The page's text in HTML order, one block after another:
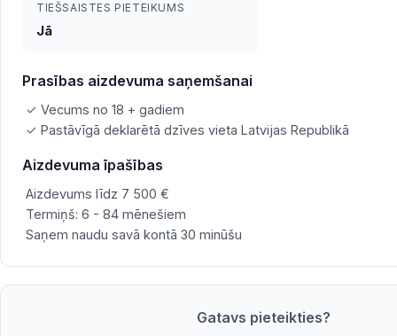
TIEŠSAISTES PIETEIKUMS
Jā
Prasības aizdevuma saņemšanai
✓ Vecums no 18 + gadiem
✓ Pastāvīgā deklarētā dzīves vieta Latvijas Republikā
Aizdevuma īpašības
Aizdevums līdz 7 500 €
Termiņš: 6 - 84 mēnešiem
Saņem naudu savā kontā 30 minūšu
Gatavs pieteikties?